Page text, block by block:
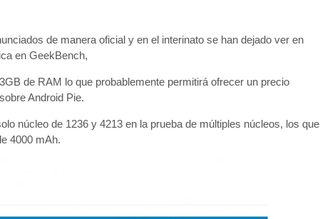
Snapdragon
de
datos
de manera oficial y en el interinato se han dejado ver en
en GeekBench,
de RAM lo que probablemente permitirá ofrecer un precio
Android Pie.
núcleo de 1236 y 4213 en la prueba de múltiples núcleos, los que
4000 mAh.